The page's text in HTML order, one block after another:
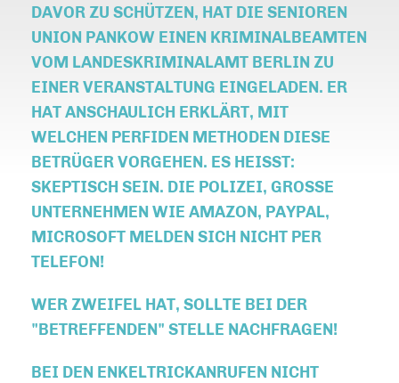
DAVOR ZU SCHÜTZEN, HAT DIE SENIOREN
UNION PANKOW EINEN KRIMINALBEAMTEN
VOM LANDESKRIMINALAMT BERLIN ZU
EINER VERANSTALTUNG EINGELADEN. ER
HAT ANSCHAULICH ERKLÄRT, MIT
WELCHEN PERFIDEN METHODEN DIESE
BETRÜGER VORGEHEN. ES HEISST:
SKEPTISCH SEIN. DIE POLIZEI, GROSSE U
NTERNEHMEN WIE AMAZON, PAYPAL, M
ICROSOFT MELDEN SICH NICHT PER T
ELEFON!
WER ZWEIFEL HAT, SOLLTE BEI DER
"BETREFFENDEN" STELLE NACHFRAGEN!
BEI DEN ENKELTRICKANRUFEN NICHT